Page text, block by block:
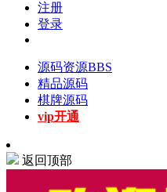
注册
登录
源码资源BBS
精品源码
棋牌源码
vip开通
返回顶部